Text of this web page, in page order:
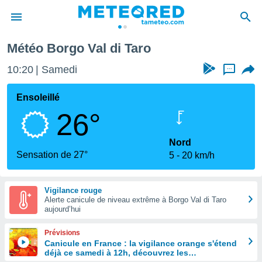
de
Météo Borgo Val di Taro
10:20 Samedi ...
Ensoleillé
26°
Sensation de 27°
Nord
5
20 km/h
Vigilance rouge
Alerte canicule de niveau extrême à Borgo Val di Taro
aujourd’hui
Prévisions
Canicule en France : la vigilance orange s'étend
déjà ce samedi à 12h, découvrez les